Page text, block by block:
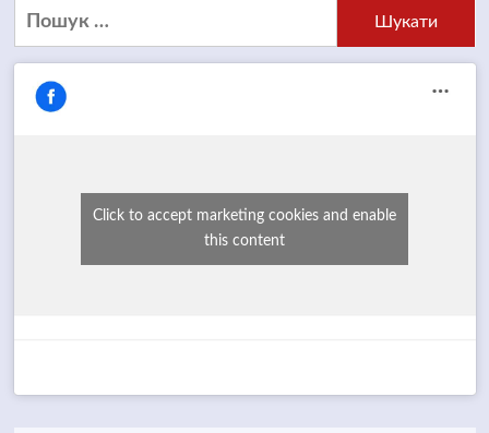
Пошук:
Click to accept marketing cookies and enable
this content